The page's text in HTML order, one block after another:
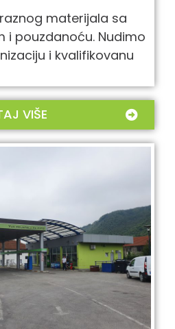
materijala sa
i pouzdanoću. Nudimo
i kvalifikovanu
VIŠE